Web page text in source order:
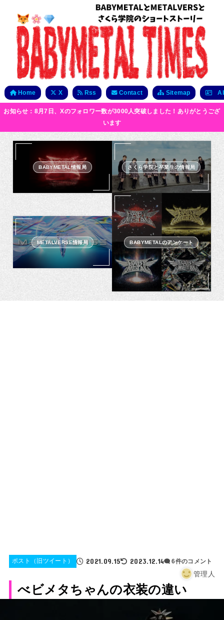
Home X Rss Contact Sitemap
お知らせ：8月7日、Xのフォロワー数が3000人突破しました！ありがとうござ
います
BABYMETAL情報局 さくら学院と卒業生の情報局
METALVERSE情報局 BABYMETALのアンケート
ポスト（旧ツイート） 2021.09.15 2023.12.14 6件のコメント
管理人
べビメタちゃんの衣装の違い